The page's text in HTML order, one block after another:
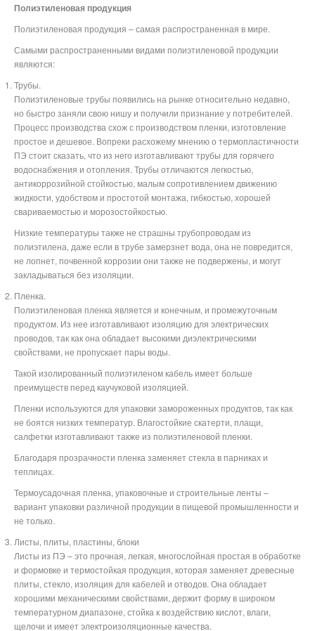
Полиэтиленовая продукция
Полиэтиленовая продукция – самая распространенная в мире.
Самыми распространенными видами полиэтиленовой продукции
являются:
Трубы.
Полиэтиленовые трубы появились на рынке относительно недавно,
но быстро заняли свою нишу и получили признание у потребителей.
Процесс производства схож с производством пленки, изготовление
простое и дешевое. Вопреки расхожему мнению о термопластичности
ПЭ стоит сказать, что из него изготавливают трубы для горячего
водоснабжения и отопления. Трубы отличаются легкостью,
антикоррозийной стойкостью, малым сопротивлением движению
жидкости, удобством и простотой монтажа, гибкостью, хорошей
свариваемостью и морозостойкостью.
Низкие температуры также не страшны трубопроводам из
полиэтилена, даже если в трубе замерзнет вода, она не повредится,
не лопнет, почвенной коррозии они также не подвержены, и могут
закладываться без изоляции.
Пленка.
Полиэтиленовая пленка является и конечным, и промежуточным
продуктом. Из нее изготавливают изоляцию для электрических
проводов, так как она обладает высокими диэлектрическими
свойствами, не пропускает пары воды.
Такой изолированный полиэтиленом кабель имеет больше
преимуществ перед каучуковой изоляцией.
Пленки используются для упаковки замороженных продуктов, так как
не боятся низких температур. Влагостойкие скатерти, плащи,
салфетки изготавливают также из полиэтиленовой пленки.
Благодаря прозрачности пленка заменяет стекла в парниках и
теплицах.
Термоусадочная пленка, упаковочные и строительные ленты –
вариант упаковки различной продукции в пищевой промышленности и
не только.
Листы, плиты, пластины, блоки
Листы из ПЭ – это прочная, легкая, многослойная простая в обработке
и формовке и термостойкая продукция, которая заменяет древесные
плиты, стекло, изоляция для кабелей и отводов. Она обладает
хорошими механическими свойствами, держит форму в широком
температурном диапазоне, стойка к воздействию кислот, влаги,
щелочи и имеет электроизоляционные качества.